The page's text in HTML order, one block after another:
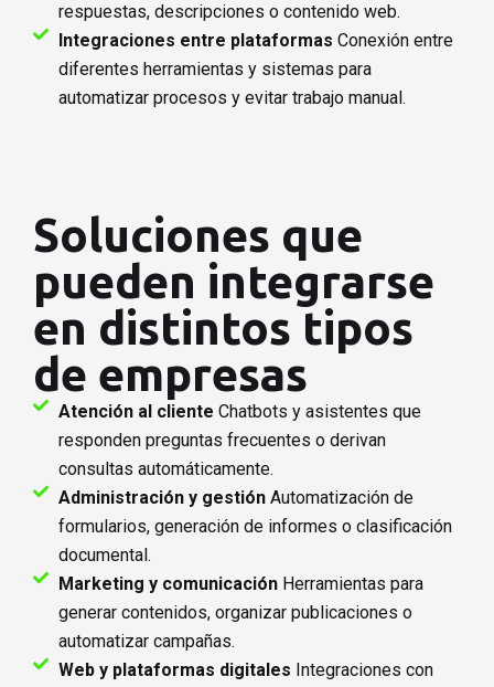
respuestas, descripciones o contenido web.
Integraciones entre plataformas Conexión entre
diferentes herramientas y sistemas para
automatizar procesos y evitar trabajo manual.
Soluciones que
pueden integrarse
en distintos tipos
de empresas
Atención al cliente Chatbots y asistentes que
responden preguntas frecuentes o derivan
consultas automáticamente.
Administración y gestiónAutomatización de
formularios, generación de informes o clasificación
documental.
Marketing y comunicaciónHerramientas para
generar contenidos, organizar publicaciones o
automatizar campañas.
Web y plataformas digitales Integraciones con